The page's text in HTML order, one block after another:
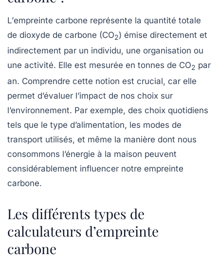
L’empreinte carbone représente la quantité totale
de dioxyde de carbone (CO2) émise directement et
indirectement par un individu, une organisation ou
une activité. Elle est mesurée en tonnes de CO2 par
an. Comprendre cette notion est crucial, car elle
permet d’évaluer l’impact de nos choix sur
l’environnement. Par exemple, des choix quotidiens
tels que le type d’alimentation, les modes de
transport utilisés, et même la manière dont nous
consommons l’énergie à la maison peuvent
considérablement influencer notre empreinte
carbone.
Les différents types de
calculateurs d’empreinte
carbone